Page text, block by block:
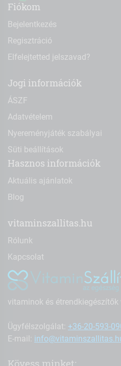
Fiókom
Bejelentkezés
Regisztráció
Elfelejtetted jelszavad?
Jogi információk
ÁSZF
Adatvételem
Nyereményjáték szabályai
Süti beállítások
Hasznos információk
Aktuális ajánlatok
Blog
vitaminszallitas.hu
Rólunk
Kapcsolat
vitaminok és étrendkiegészítők
Ügyfélszolgálat: +36-20-593-
E-mail:
Kövess minket: